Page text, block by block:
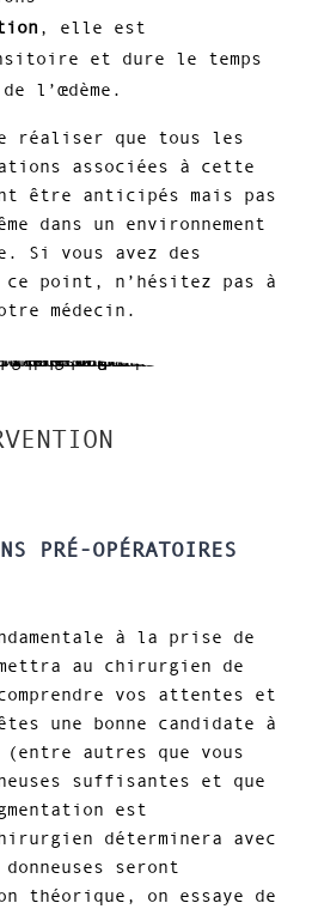
, elle est
et dure le temps
l’œdème.
réaliser que tous les
associées à cette
être anticipés mais pas
dans un environnement
Si vous avez des
ce point, n’hésitez pas à
médecin.
PRÉ-OPÉRATOIRES
à la prise de
au chirurgien de
vos attentes et
une bonne candidate à
autres que vous
suffisantes et que
est
déterminera avec
seront
théorique, on essaye de